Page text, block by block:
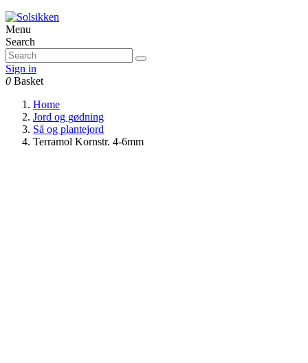
Menu
Search
Sign in
0 Basket
Home
Jord og gødning
Så og plantejord
Terramol Kornstr. 4-6mm